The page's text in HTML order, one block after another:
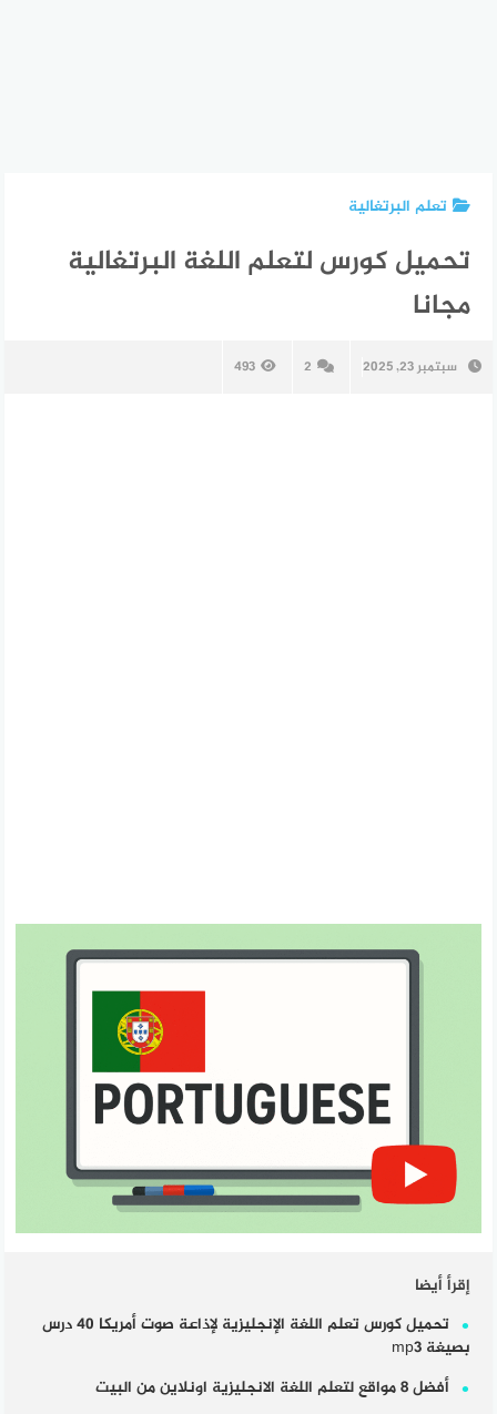
تعلم البرتغالية
تحميل كورس لتعلم اللغة البرتغالية
مجانا
سبتمبر 23, 2025 2
493
إقرأ أيضا
تحميل كورس تعلم اللغة الإنجليزية لإذاعة صوت أمريكا 40 درس
بصيغة mp3
أفضل 8 مواقع لتعلم اللغة الانجليزية اونلاين من البيت